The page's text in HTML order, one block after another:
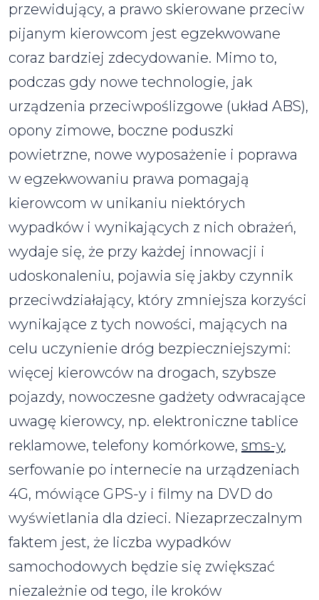
przewidujący, a prawo skierowane przeciw
pijanym kierowcom jest egzekwowane
coraz bardziej zdecydowanie. Mimo to,
podczas gdy nowe technologie, jak
urządzenia przeciwpoślizgowe (układ ABS),
opony zimowe, boczne poduszki
powietrzne, nowe wyposażenie i poprawa
w egzekwowaniu prawa pomagają
kierowcom w unikaniu niektórych
wypadków i wynikających z nich obrażeń,
wydaje się, że przy każdej innowacji i
udoskonaleniu, pojawia się jakby czynnik
przeciwdziałający, który zmniejsza korzyści
wynikające z tych nowości, mających na
celu uczynienie dróg bezpieczniejszymi:
więcej kierowców na drogach, szybsze
pojazdy, nowoczesne gadżety odwracające
uwagę kierowcy, np. elektroniczne tablice
reklamowe, telefony komórkowe, sms-y,
serfowanie po internecie na urządzeniach
4G, mówiące GPS-y i filmy na DVD do
wyświetlania dla dzieci. Niezaprzeczalnym
faktem jest, że liczba wypadków
samochodowych będzie się zwiększać
niezależnie od tego, ile kroków